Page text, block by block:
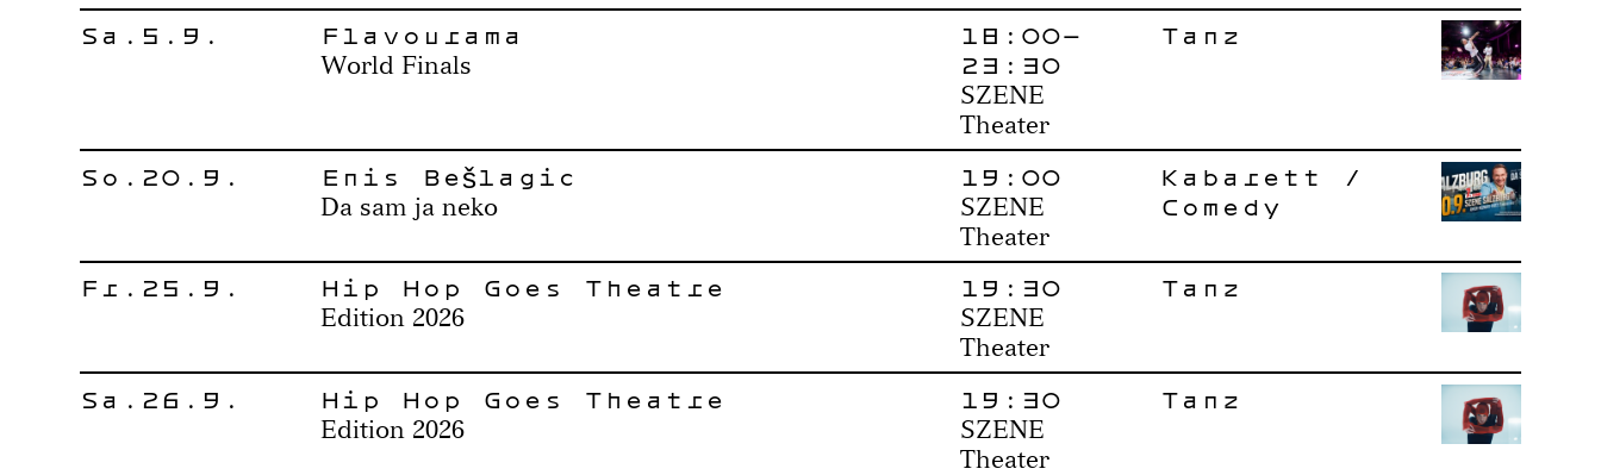
Sa.5.9. Flavourama
World Finals
18:00–
23:30
SZENE
Theater
Tanz
So.20.9. Enis Bešlagić
Da sam ja neko
19:00
SZENE
Theater
Kabarett /
Comedy
Fr.25.9. Hip Hop Goes Theatre
Edition 2026
19:30
SZENE
Theater
Tanz
Sa.26.9. Hip Hop Goes Theatre
Edition 2026
19:30
SZENE
Theater
Tanz